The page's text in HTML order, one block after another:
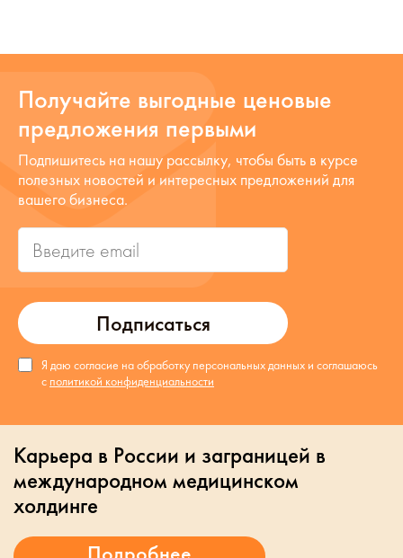
Получайте выгодные ценовые
предложения первыми
Подписаться
Подпишитесь на нашу рассылку, чтобы быть в курсе
полезных новостей и интересных предложений для
вашего бизнеса.
Я даю согласие на обработку персональных данных и соглашаюсь
с политикой конфиденциальности
Карьера в России и заграницей в
международном медицинском
холдинге